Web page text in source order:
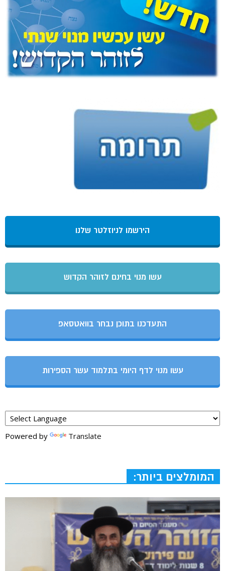
הירשמו לניוזלטר שלנו
עשו מנוי בחינם לזוהר הקדוש
התעדכנו בתוכן נבחר בוואטסאפ
עשו מנוי לדף היומי בתלמוד עשר הספירות
Powered by Translate
המומלצים ביותר: